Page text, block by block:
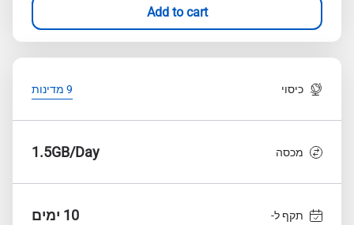
Add to cart
כיסוי 9 מדינות
מכסה 1.5GB/Day
תקף ל- 10 ימים